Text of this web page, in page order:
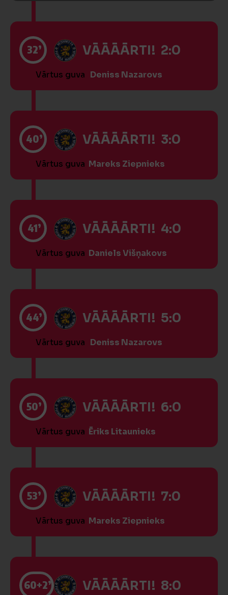
32’ VĀĀĀĀRTI! 2:0
Vārtus guva Deniss Nazarovs
40’ VĀĀĀĀRTI! 3:0
Vārtus guva Mareks Ziepnieks
41’ VĀĀĀĀRTI! 4:0
Vārtus guva Daniels Višņakovs
44’ VĀĀĀĀRTI! 5:0
Vārtus guva Deniss Nazarovs
50’ VĀĀĀĀRTI! 6:0
Vārtus guva Ēriks Litaunieks
53’ VĀĀĀĀRTI! 7:0
Vārtus guva Mareks Ziepnieks
60+2’ VĀĀĀĀRTI! 8:0